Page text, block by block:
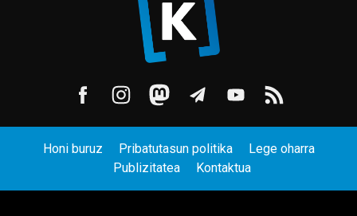
Honi buruz Pribatutasun politika
Lege oharra
Publizitatea
Kontaktua